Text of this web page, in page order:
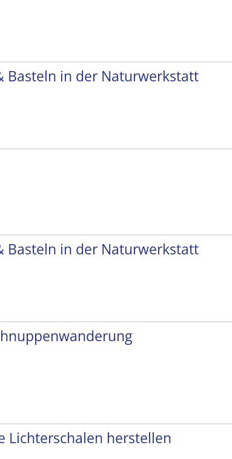
Basteln in der Naturwerkstatt
Basteln in der Naturwerkstatt
Lichterschalen herstellen